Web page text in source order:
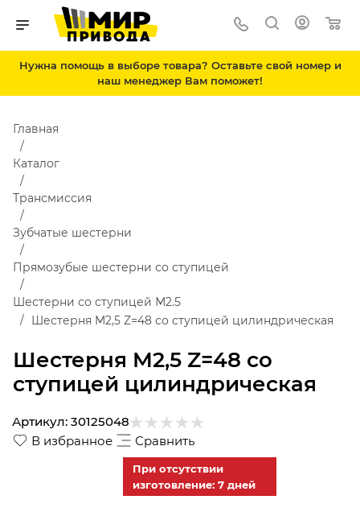
Нужна помощь в выборе товара? Оставьте свой номер и
наш менеджер Вам поможет!
Шестерня M2,5 Z=48 со
ступицей цилиндрическая
Главная
Каталог
Трансмиссия
Зубчатые шестерни
Прямозубые шестерни со ступицей
Шестерни со ступицей М2.5
Шестерня M2,5 Z=48 со ступицей цилиндрическая
В избранное Сравнить
Артикул: 30125048
При отсутствии
изготовление: 7 дней